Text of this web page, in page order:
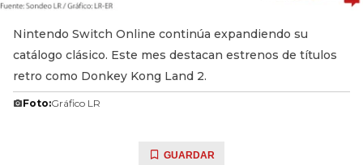
Nintendo Switch Online continúa expandiendo su
catálogo clásico. Este mes destacan estrenos de títulos
retro como Donkey Kong Land 2.
Foto:Gráfico LR
GUARDAR